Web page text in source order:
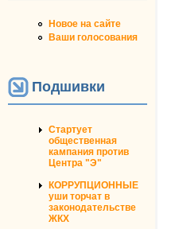
Новое на сайте
Ваши голосования
Подшивки
Стартует
общественная
кампания против
Центра "Э"
КОРРУПЦИОННЫЕ
уши торчат в
законодательстве
ЖКХ